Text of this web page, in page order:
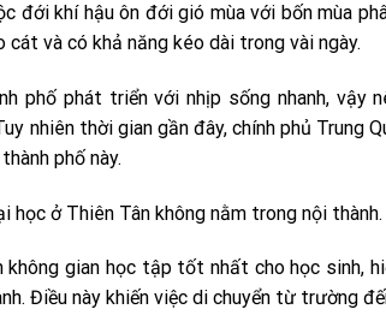
đới khí hậu ôn đới gió mùa với bốn mùa
cát và có khả năng kéo dài trong vài ngày.
phố phát triển với nhịp sống nhanh, vậy
nhiên thời gian gần đây, chính phủ Trung
phố này.
học ở Thiên Tân không nằm trong nội thành.
không gian học tập tốt nhất cho học sinh,
Điều này khiến việc di chuyển từ trường